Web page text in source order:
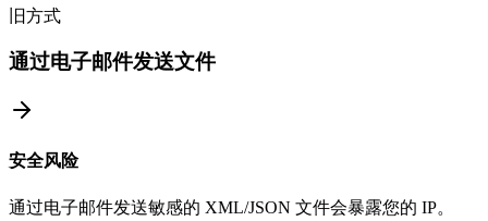
旧方式
通过电子邮件发送文件
安全风险
通过电子邮件发送敏感的 XML/JSON 文件会暴露您的 IP。